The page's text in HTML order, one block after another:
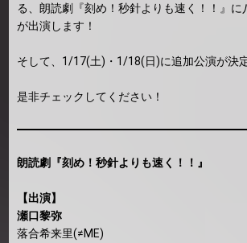
る、朗読劇『刻め！秒針よりも速く！！』に
が出演します！
そして、1/17(土)・1/18(日)に追加公演が決
是非チェックしてください！
朗読劇『刻め！秒針よりも速く！！』
【出演】
瀬口黎弥
落合希来里(≠ME)